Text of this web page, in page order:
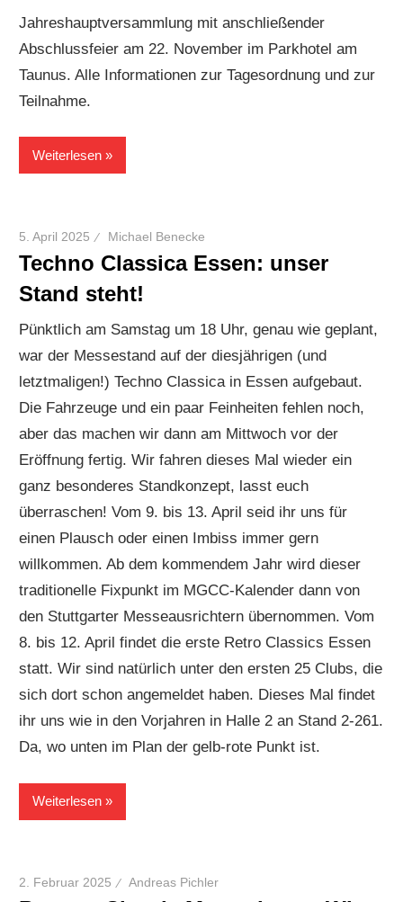
Jahreshauptversammlung mit anschließender
Abschlussfeier am 22. November im Parkhotel am
Taunus. Alle Informationen zur Tagesordnung und zur
Teilnahme.
Weiterlesen
5. April 2025 Michael Benecke
Techno Classica Essen: unser
Stand steht!
Pünktlich am Samstag um 18 Uhr, genau wie geplant,
war der Messestand auf der diesjährigen (und
letztmaligen!) Techno Classica in Essen aufgebaut.
Die Fahrzeuge und ein paar Feinheiten fehlen noch,
aber das machen wir dann am Mittwoch vor der
Eröffnung fertig. Wir fahren dieses Mal wieder ein
ganz besonderes Standkonzept, lasst euch
überraschen! Vom 9. bis 13. April seid ihr uns für
einen Plausch oder einen Imbiss immer gern
willkommen. Ab dem kommendem Jahr wird dieser
traditionelle Fixpunkt im MGCC-Kalender dann von
den Stuttgarter Messeausrichtern übernommen. Vom
8. bis 12. April findet die erste Retro Classics Essen
statt. Wir sind natürlich unter den ersten 25 Clubs, die
sich dort schon angemeldet haben. Dieses Mal findet
ihr uns wie in den Vorjahren in Halle 2 an Stand 2-261.
Da, wo unten im Plan der gelb-rote Punkt ist.
Weiterlesen
2. Februar 2025 Andreas Pichler